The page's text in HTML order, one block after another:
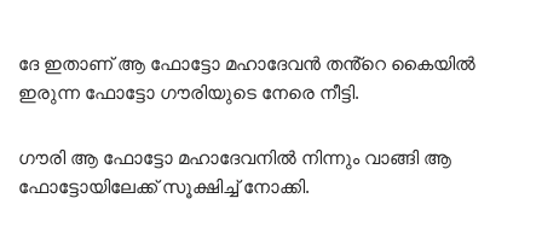
ദേ ഇതാണ് ആ ഫോട്ടോ മഹാദേവൻ തൻ്റെ കൈയിൽ
ഇരുന്ന ഫോട്ടോ ഗൗരിയുടെ നേരെ നീട്ടി.
ഗൗരി ആ ഫോട്ടോ മഹാദേവനിൽ നിന്നും വാങ്ങി ആ
ഫോട്ടോയിലേക്ക് സൂക്ഷിച്ച് നോക്കി.